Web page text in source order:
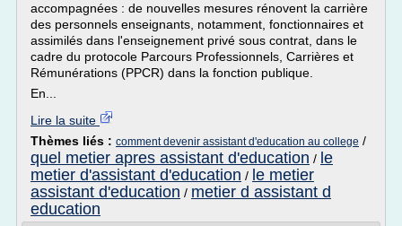
accompagnées : de nouvelles mesures rénovent la carrière
des personnels enseignants, notamment, fonctionnaires et
assimilés dans l'enseignement privé sous contrat, dans le
cadre du protocole Parcours Professionnels, Carrières et
Rémunérations (PPCR) dans la fonction publique.
En...
Lire la suite
Thèmes liés : comment devenir assistant d'education au college /
quel metier apres assistant d'education / le
metier d'assistant d'education / le metier
assistant d'education / metier d assistant d
education